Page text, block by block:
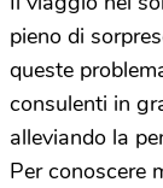
pieno di
queste
consulenti in
alleviando la
Per conoscere